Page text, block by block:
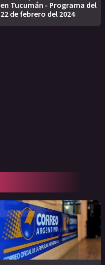
en Tucumán - Programa del
22 de febrero del 2024